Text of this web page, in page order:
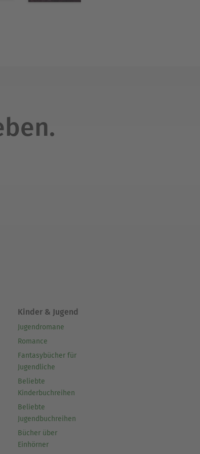
Kinder & Jugend
Jugendromane
Romance
Fantasybücher für
Jugendliche
Beliebte
Kinderbuchreihen
Beliebte
Jugendbuchreihen
Bücher über
Einhörner